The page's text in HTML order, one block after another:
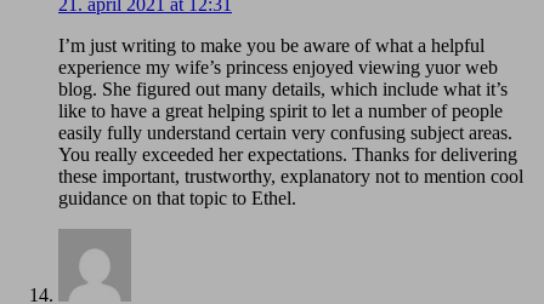
I’m just writing to make you be aware of what a helpful
experience my wife’s princess enjoyed viewing yuor web
blog. She figured out many details, which include what it’s
like to have a great helping spirit to let a number of people
easily fully understand certain very confusing subject areas.
You really exceeded her expectations. Thanks for delivering
these important, trustworthy, explanatory not to mention cool
guidance on that topic to Ethel.